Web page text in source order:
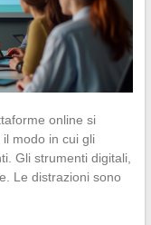
online si
modo in cui gli
Gli strumenti digitali,
Le distrazioni sono